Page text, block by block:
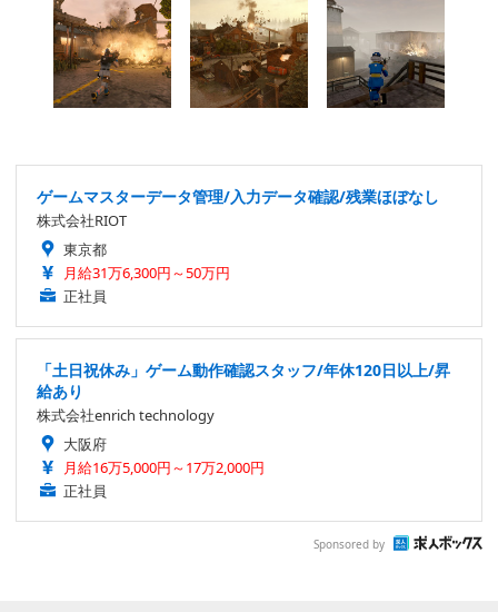
ゲームマスターデータ管理/入力データ確認/残業ほぼなし
株式会社RIOT
東京都
月給31万6,300円～50万円
正社員
「土日祝休み」ゲーム動作確認スタッフ/年休120日以上/昇
給あり
株式会社enrich technology
大阪府
月給16万5,000円～17万2,000円
正社員
Sponsored by